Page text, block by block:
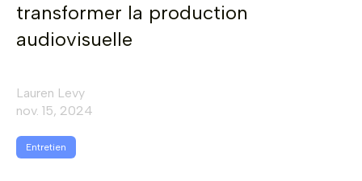
transformer la production
audiovisuelle
Lauren Levy
nov. 15, 2024
Entretien